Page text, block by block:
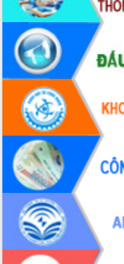
Tập huấn nâng cao năng lực triển khai
chuyển đổi số cho cán bộ, công chức
cấp xã
Đắk Lắk phát động hưởng ứng Ngày
Quyền của người tiêu dùng Việt Nam
2026
Đẩy mạnh cải cách hành chính, quyết
tâm đạt được mục tiêu tăng trưởng
hai con số trong năm 2026
Tổ chức trang trọng Lễ hội Đền thờ
Lương Văn Chánh năm 2026
Phó Bí thư Tỉnh ủy Đắk Lắk Đỗ Hữu
Huy giữ chức Bí thư Đảng ủy Ủy Ban
Nhân dân tỉnh
Bệnh án điện tử thúc đẩy chuyển đổi
số y tế tại Đắk Lắk
Chuyển đổi số thư viện: Mở rộng
không gian tri thức trong thời đại số
Đánh giá, rút kinh nghiệm công tác tổ
chức diễn tập trước ngày bầu cử